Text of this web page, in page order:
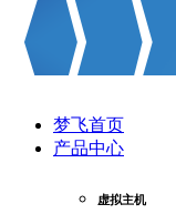
梦飞首页
产品中心
虚拟主机